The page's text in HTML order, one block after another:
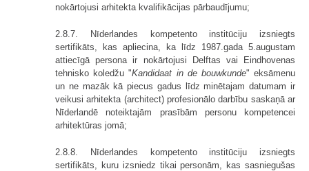
nokārtojusi arhitekta kvalifikācijas pārbaudījumu;
2.8.7. Nīderlandes kompetento institūciju izsniegts
sertifikāts, kas apliecina, ka līdz 1987.gada 5.augustam
attiecīgā persona ir nokārtojusi Delftas vai Eindhovenas
tehnisko koledžu "Kandidaat in de bouwkunde" eksāmenu
un ne mazāk kā piecus gadus līdz minētajam datumam ir
veikusi arhitekta (architect) profesionālo darbību saskaņā ar
Nīderlandē noteiktajām prasībām personu kompetencei
arhitektūras jomā;
2.8.8. Nīderlandes kompetento institūciju izsniegts
sertifikāts, kuru izsniedz tikai personām, kas sasniegušas